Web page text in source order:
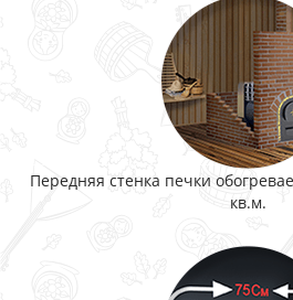
Передняя стенка печки
кв.м.